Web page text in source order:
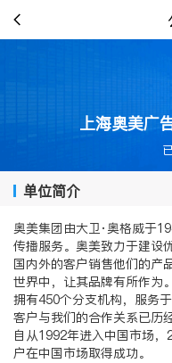
上海奥美广
单位简介
奥美集团由大卫·奥格威于
传播服务。奥美致力于建设
国内外的客户销售他们的产
世界中，让其品牌有所作为
拥有450个分支机构，服务
客户与我们的合作关系已历
自从1992年进入中国市场
户在中国市场取得成功。